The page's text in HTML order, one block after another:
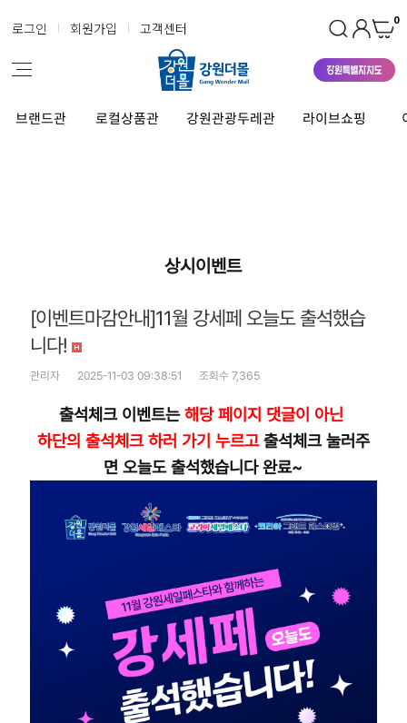
로그인 회원가입 고객센터 0
브랜드관 로컬상품관 강원관광두레관 라이브쇼핑
상시이벤트
[이벤트마감안내]11월 강세페 오늘도 출석했습
니다!
관리자 2025-11-03 09:38:51 조회수 7,365
출석체크 이벤트는해당 페이지 댓글이 아닌
하단의 출석체크 하러 가기 누르고출석체크 눌러주
면 오늘도 출석했습니다 완료~